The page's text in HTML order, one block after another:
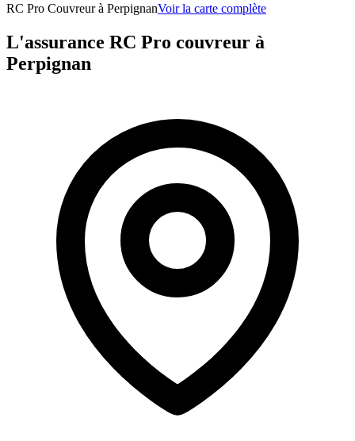
RC Pro Couvreurà PerpignanVoir la carte complète
L'assurance RC Pro couvreur à
Perpignan